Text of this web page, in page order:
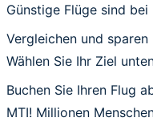
Günstige Flüge sind
Vergleichen und
Wählen Sie Ihr Ziel
Buchen Sie Ihren Flug
MTI! Millionen